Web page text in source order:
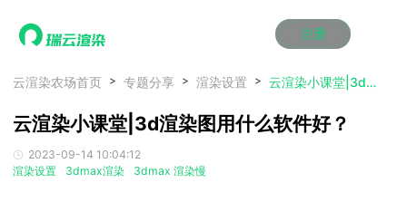
注册
首页
产品服务
云制作
云渲染管理系统
云制作
云渲染管理系统
云制作
云渲染管理系统
云制作
云渲染管理系统
云制作
云渲染管理系统
云制作
云渲染管理系统
解决方案
Maya云渲染方案
3ds Max云渲染方案
Maya云渲染方案
3ds Max云渲染方案
Maya云渲染方案
3ds Max云渲染方案
Maya云渲染方案
3ds Max云渲染方案
Maya云渲染方案
3ds Max云渲染方案
Maya云渲染方案
3ds Max云渲染方案
云渲染农场首页 专题分享 渲染设置 云渲染小课堂|3d渲染图用什么软件好？
云渲染小课堂|3d渲染图用什么软件好？
2023-09-14 10:04:12
渲染设置
3dmax渲染 3dmax 渲染慢